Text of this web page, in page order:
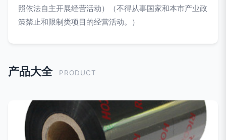
照依法自主开展经营活动）（不得从事国家和本市产业政
策禁止和限制类项目的经营活动。）
产品大全 PRODUCT